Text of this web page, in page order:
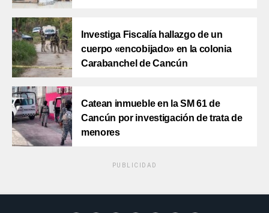
Investiga Fiscalía hallazgo de un
cuerpo «encobijado» en la colonia
Carabanchel de Cancún
Catean inmueble en la SM 61 de
Cancún por investigación de trata de
menores
PUBLICIDAD